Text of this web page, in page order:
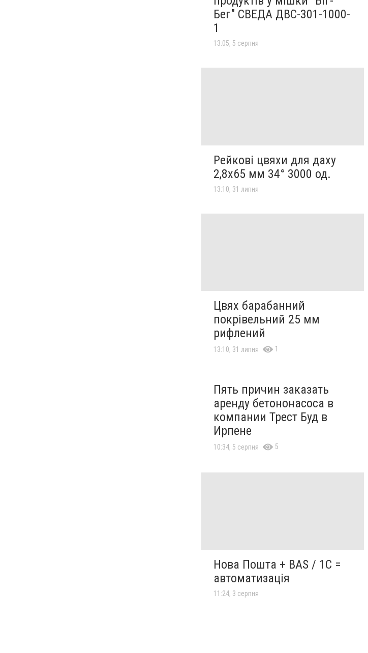
Бег" СВЕДА ДВС-301-1000-
1
13:05, 5 серпня
Рейкові цвяхи для даху
2,8х65 мм 34° 3000 од.
13:10, 31 липня
Цвях барабанний
покрівельний 25 мм
рифлений
13:10, 31 липня 1
Пять причин заказать
аренду бетононасоса в
компании Трест Буд в
Ирпене
10:34, 5 серпня 5
Нова Пошта + BAS / 1C =
автоматизація
11:24, 3 серпня